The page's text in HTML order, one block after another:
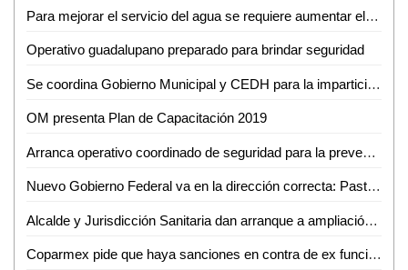
Para mejorar el servicio del agua se requiere aumentar el costo: Jesús Priego
Operativo guadalupano preparado para brindar seguridad
Se coordina Gobierno Municipal y CEDH para la impartición del taller sobre Violencia de Género contra las Mujeres
OM presenta Plan de Capacitación 2019
Arranca operativo coordinado de seguridad para la prevención de delitos
Nuevo Gobierno Federal va en la dirección correcta: Pastor del Ángel
Alcalde y Jurisdicción Sanitaria dan arranque a ampliación de centro de salud en Nuevo Jomté
Coparmex pide que haya sanciones en contra de ex funcionarios de Interapas